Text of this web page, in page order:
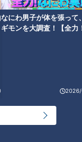
なにわ男子が体を張って
ギモンを大調査！【全力
2026/